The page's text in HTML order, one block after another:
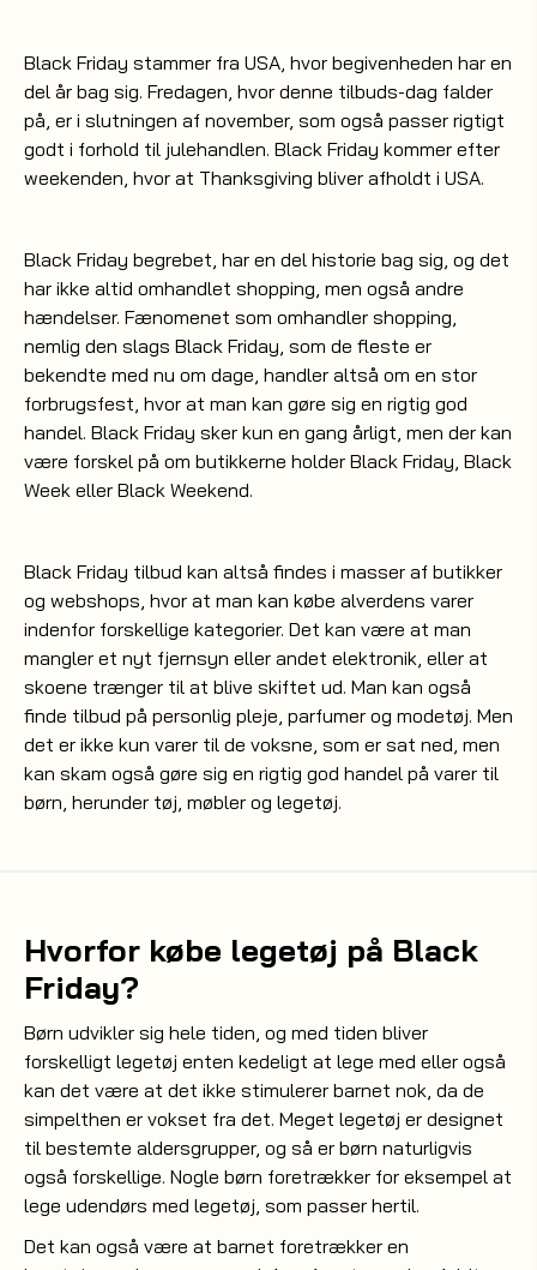
Black Friday stammer fra USA, hvor begivenheden har en
del år bag sig. Fredagen, hvor denne tilbuds-dag falder
på, er i slutningen af november, som også passer rigtigt
godt i forhold til julehandlen. Black Friday kommer efter
weekenden, hvor at Thanksgiving bliver afholdt i USA.
Black Friday begrebet, har en del historie bag sig, og det
har ikke altid omhandlet shopping, men også andre
hændelser. Fænomenet som omhandler shopping,
nemlig den slags Black Friday, som de fleste er
bekendte med nu om dage, handler altså om en stor
forbrugsfest, hvor at man kan gøre sig en rigtig god
handel. Black Friday sker kun en gang årligt, men der kan
være forskel på om butikkerne holder Black Friday, Black
Week eller Black Weekend.
Black Friday tilbud kan altså findes i masser af butikker
og webshops, hvor at man kan købe alverdens varer
indenfor forskellige kategorier. Det kan være at man
mangler et nyt fjernsyn eller andet elektronik, eller at
skoene trænger til at blive skiftet ud. Man kan også
finde tilbud på personlig pleje, parfumer og modetøj. Men
det er ikke kun varer til de voksne, som er sat ned, men
kan skam også gøre sig en rigtig god handel på varer til
børn, herunder tøj, møbler og legetøj.
Hvorfor købe legetøj på Black
Friday?
Børn udvikler sig hele tiden, og med tiden bliver
forskelligt legetøj enten kedeligt at lege med eller også
kan det være at det ikke stimulerer barnet nok, da de
simpelthen er vokset fra det. Meget legetøj er designet
til bestemte aldersgrupper, og så er børn naturligvis
også forskellige. Nogle børn foretrækker for eksempel at
lege udendørs med legetøj, som passer hertil.
Det kan også være at barnet foretrækker en